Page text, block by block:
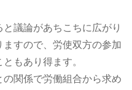
議論があちこちに広がり
すので、労使双方の参加
もあり得ます。
関係で労働組合から求め